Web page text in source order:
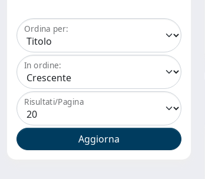
Ordina per:
In ordine:
Risultati/Pagina